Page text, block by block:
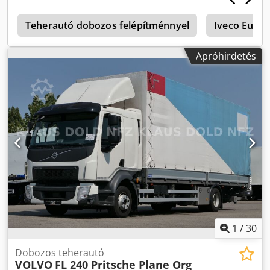
Teherautó dobozos felépítménnyel Iveco
Apróhirdetés
1 /30
Dobozos teherautó
VOLVO FL 240 Pritsche Plane Org